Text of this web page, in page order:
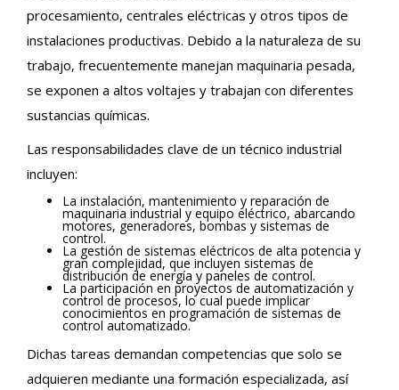
procesamiento, centrales eléctricas y otros tipos de
instalaciones productivas. Debido a la naturaleza de su
trabajo, frecuentemente manejan maquinaria pesada,
se exponen a altos voltajes y trabajan con diferentes
sustancias químicas.
Las responsabilidades clave de un técnico industrial
incluyen:
La instalación, mantenimiento y reparación de
maquinaria industrial y equipo eléctrico, abarcando
motores, generadores, bombas y sistemas de
control.
La gestión de sistemas eléctricos de alta potencia y
gran complejidad, que incluyen sistemas de
distribución de energía y paneles de control.
La participación en proyectos de automatización y
control de procesos, lo cual puede implicar
conocimientos en programación de sistemas de
control automatizado.
Dichas tareas demandan competencias que solo se
adquieren mediante una formación especializada, así